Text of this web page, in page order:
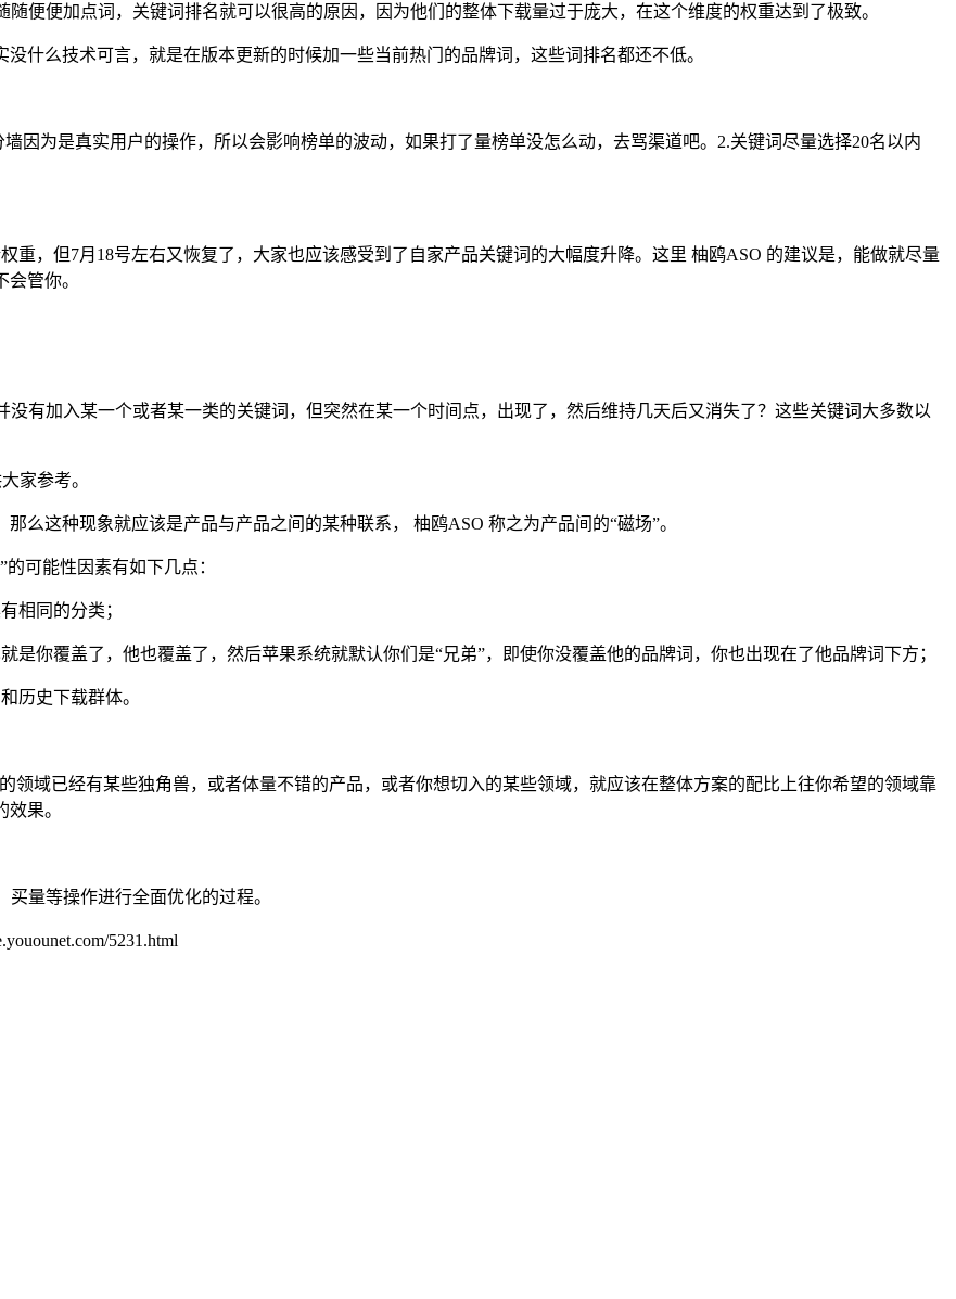
便便加点词，关键词排名就可以很高的原因，因为他们的整体下载量过于庞大，在这个维度的权重达到了极致。
什么技术可言，就是在版本更新的时候加一些当前热门的品牌词，这些词排名都还不低。
因为是真实用户的操作，所以会影响榜单的波动，如果打了量榜单没怎么动，去骂渠道吧。2.关键词尽量选择20名以内
重，但7月18号左右又恢复了，大家也应该感受到了自家产品关键词的大幅度升降。这里 柚鸥ASO 的建议是，能做就尽量
管你。
有加入某一个或者某一类的关键词，但突然在某一个时间点，出现了，然后维持几天后又消失了？这些关键词大多数以
家参考。
么这种现象就应该是产品与产品之间的某种联系， 柚鸥ASO 称之为产品间的“磁场”。
可能性因素有如下几点：
相同的分类；
是你覆盖了，他也覆盖了，然后苹果系统就默认你们是“兄弟”，即使你没覆盖他的品牌词，你也出现在了他品牌词下方；
历史下载群体。
领域已经有某些独角兽，或者体量不错的产品，或者你想切入的某些领域，就应该在整体方案的配比上往你希望的领域靠
果。
量等操作进行全面优化的过程。
5231.html